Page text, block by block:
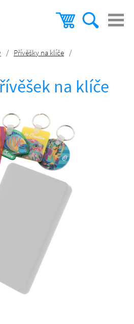
/ Přívěšky na klíče /
na klíče